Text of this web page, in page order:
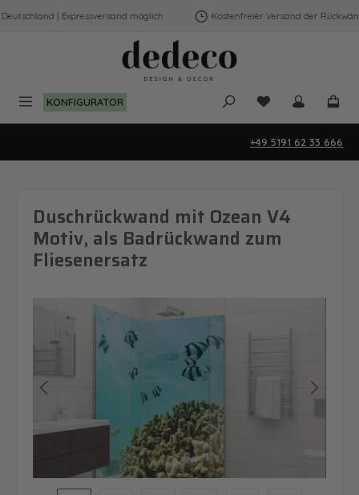
Zum Hauptinhalt springen
| Expressversand möglich Kostenfreier Versand der
KONFIGURATOR Du hast 0
+49 5191 62 33 666
Duschrückwand mit Ozean V4
Motiv, als Badrückwand zum
Fliesenersatz
Bildergalerie überspringen